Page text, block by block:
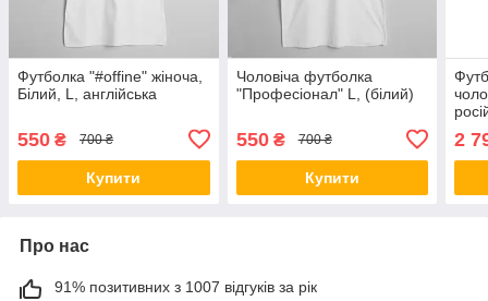
Футболка "#offine" жіноча,
Білий, L, англійська
550 ₴ 700 ₴
Купити
Чоловіча футболка
"Професіонал" L, (білий)
550₴ 700 ₴
Купити
2
Про нас
91% позитивних з 1007 відгуків за рік